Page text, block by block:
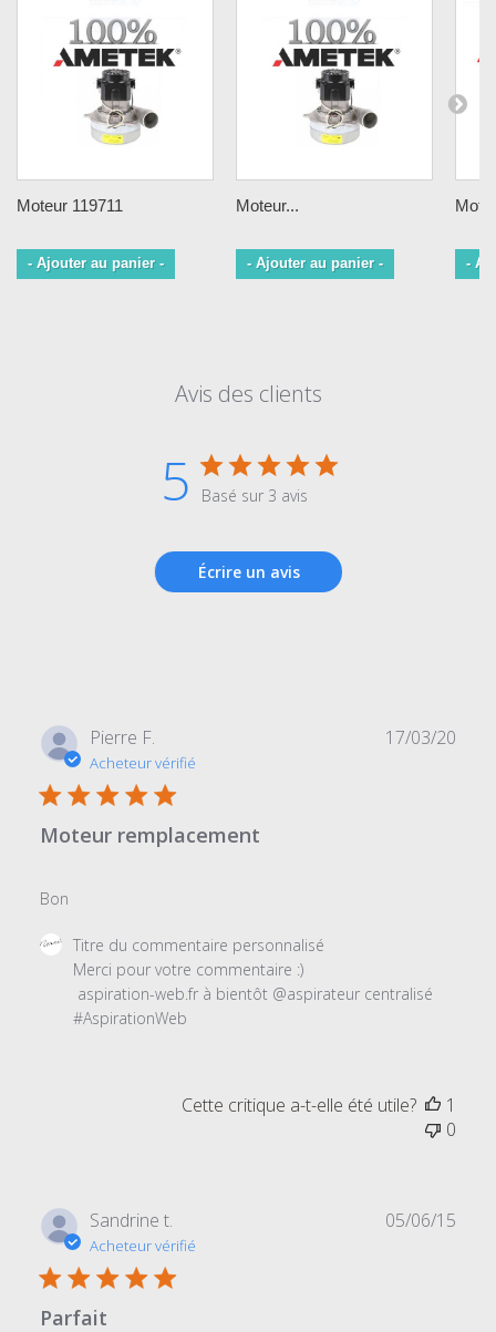
Moteur 119711
- Ajouter au panier -
Moteur...
- Ajouter au panier - -
Avis des clients
5 Basé sur 3 avis
Écrire un avis
Pierre F.
Acheteur vérifié
Moteur remplacement
Bon
Commentaires
propriétaire
personnalisé
le
Tue
Mar
17
Titre du commentaire personnalisé
Merci pour votre commentaire :)
#AspirationWeb
17/03/20
Cette critique a-t-elle été utile?
1
0
Sandrine t.
Acheteur vérifié
Parfait
05/06/15